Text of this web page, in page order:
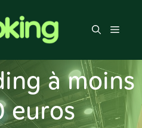
Menu
à moins
euros